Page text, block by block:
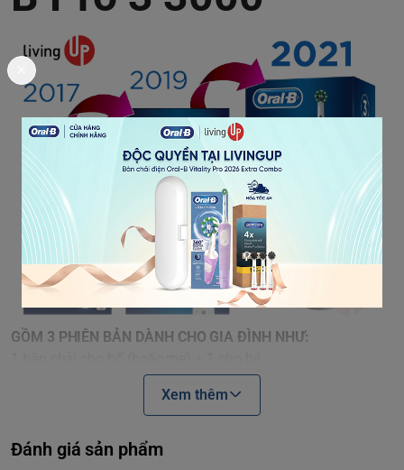
GỒM 3 PHIÊN BẢN DÀNH CHO GIA ĐÌNH NHƯ:
2 bàn chải cho bố, mẹ + 1 cho bé
2 bàn chải cho bố, mẹ + 2 cho bé
Xem thêm
Đánh giá sản phẩm